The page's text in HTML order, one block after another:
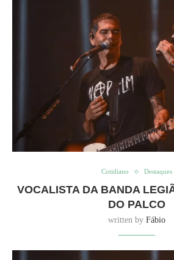
Cotidiano Destaques
VOCALISTA DA BANDA
DO PALCO
written by Fábio